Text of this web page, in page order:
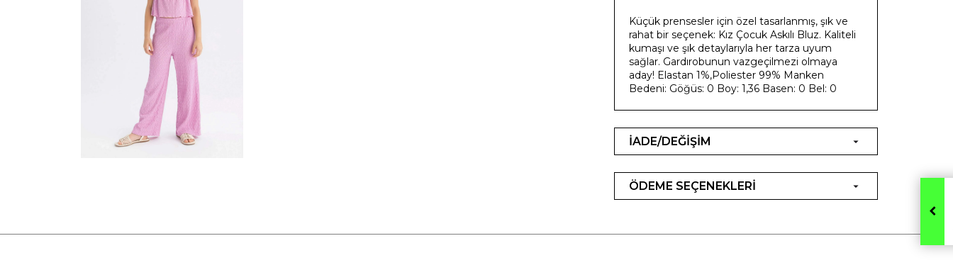
Küçük prensesler için özel tasarlanmış, şık ve
rahat bir seçenek: Kız Çocuk Askılı Bluz. Kaliteli
kumaşı ve şık detaylarıyla her tarza uyum
sağlar. Gardırobunun vazgeçilmezi olmaya
aday! Elastan 1%,Poliester 99% Manken
Bedeni: Göğüs: 0 Boy: 1,36 Basen: 0 Bel: 0
İADE/DEĞİŞİM
ÖDEME SEÇENEKLERİ